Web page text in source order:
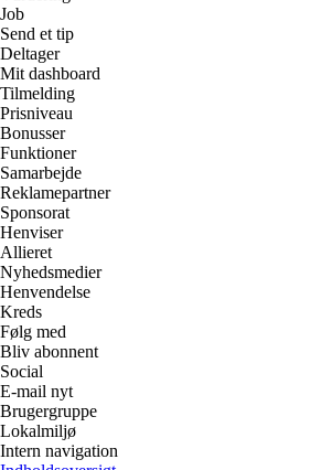
Job
Send et tip
Deltager
Mit dashboard
Tilmelding
Prisniveau
Bonusser
Funktioner
Samarbejde
Reklamepartner
Sponsorat
Henviser
Allieret
Nyhedsmedier
Henvendelse
Kreds
Følg med
Bliv abonnent
Social
E-mail nyt
Brugergruppe
Lokalmiljø
Intern navigation